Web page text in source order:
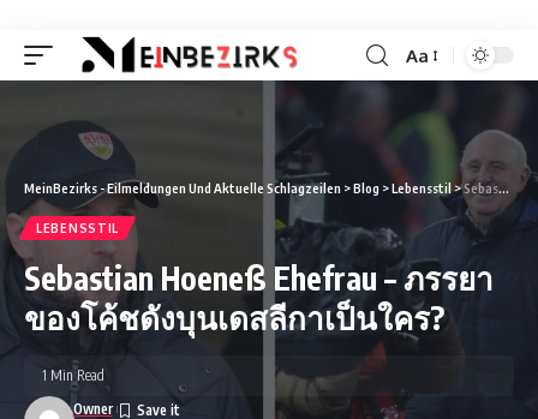
Font
Aa
MeinBezirks - Eilmeldungen Und Aktuelle Schlagzeilen >Blog >Lebensstil>Sebastian Hoeneß Ehefrau – ภรรยาของโค้ชดังบุนเดสลีกาเป็นใคร?
LEBENSSTIL
Sebastian Hoeneß Ehefrau – ภรรยา
ของโค้ชดังบุนเดสลีกาเป็นใคร?
Owner
1 Min Read